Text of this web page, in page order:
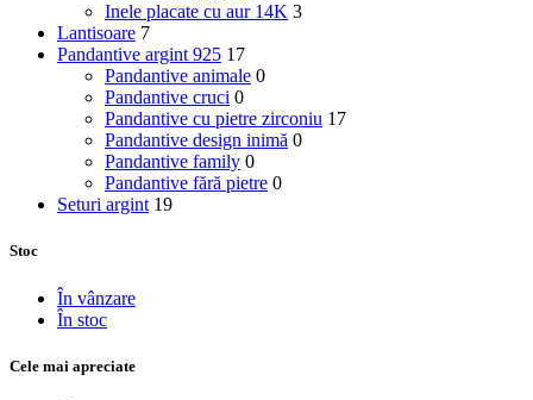
Inele placate cu aur 14K 3
Lantisoare 7
Pandantive argint 925 17
Pandantive animale 0
Pandantive cruci 0
Pandantive cu pietre zirconiu 17
Pandantive design inimă 0
Pandantive family 0
Pandantive fără pietre 0
Seturi argint 19
Stoc
În vânzare
În stoc
Cele mai apreciate